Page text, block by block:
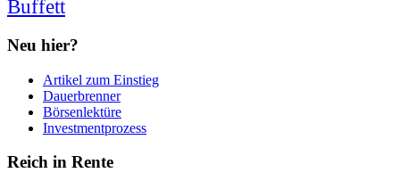
Buffett
Neu hier?
Artikel zum Einstieg
Dauerbrenner
Börsenlektüre
Investmentprozess
Reich in Rente